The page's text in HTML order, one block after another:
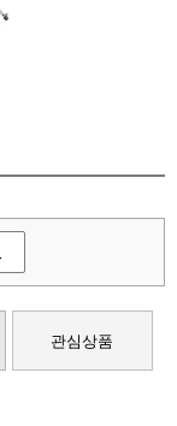
관심상품